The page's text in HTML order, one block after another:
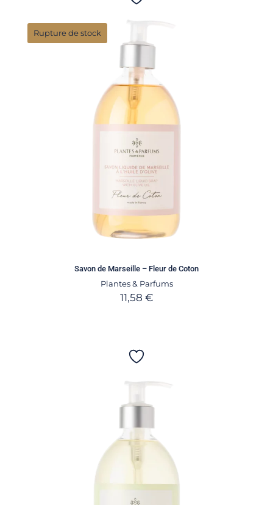
Rupture de stock
Savon de Marseille – Fleur de Coton
Plantes & Parfums
11,58 €